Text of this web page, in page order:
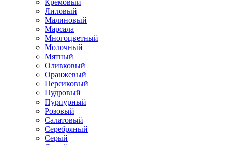
Лиловый
Малиновый
Марсала
Многоцветный
Молочный
Мятный
Оливковый
Оранжевый
Персиковый
Пудровый
Пурпурный
Розовый
Салатовый
Серебряный
Серый